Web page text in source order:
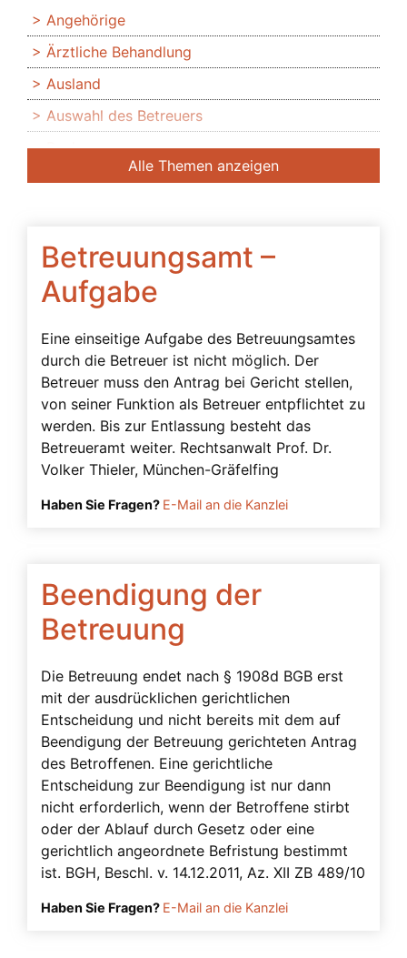
Betreuungsamt –
Aufgabe
Eine einseitige Aufgabe des Betreuungsamtes
durch die Betreuer ist nicht möglich. Der
Betreuer muss den Antrag bei Gericht stellen,
von seiner Funktion als Betreuer entpflichtet zu
werden. Bis zur Entlassung besteht das
Betreueramt weiter. Rechtsanwalt Prof. Dr.
Volker Thieler, München-Gräfelfing
Haben Sie Fragen? E-Mail an die Kanzlei
Beendigung der
Betreuung
Die Betreuung endet nach § 1908d BGB erst
mit der ausdrücklichen gerichtlichen
Entscheidung und nicht bereits mit dem auf
Beendigung der Betreuung gerichteten Antrag
des Betroffenen. Eine gerichtliche
Entscheidung zur Beendigung ist nur dann
nicht erforderlich, wenn der Betroffene stirbt
oder der Ablauf durch Gesetz oder eine
gerichtlich angeordnete Befristung bestimmt
ist. BGH, Beschl. v. 14.12.2011, Az. XII ZB 489/10
Haben Sie Fragen? E-Mail an die Kanzlei
Angehörige
Ärztliche Behandlung
Ausland
Auswahl des Betreuers
Banken
Bedingte Vollmacht
Beglaubigung
Beratung des Bevollmächtigten durch das
Betreuungsgericht
Beschwerdebefugnis
Besuchsverbot
Beteiligte
Betreuerbestellung
Betreuervergütung
Betreuungsbedarf
Betreuungsverfügung
Bindungswirkung einer Vollmacht
Demenz
Einsichtsfähigkeit
einstweilige Verfügung
Einwilligungsfähigkeit
Einwilligungsvorbehalt
Ergänzungsbetreuung
Filme
Alle Themen anzeigen